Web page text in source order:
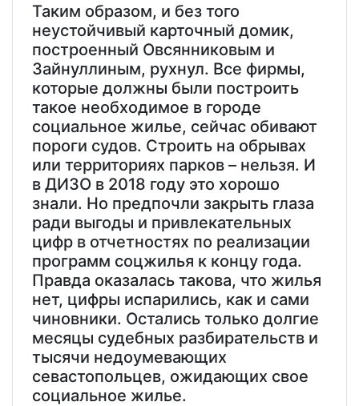
Таким образом, и без того
неустойчивый карточный домик,
построенный Овсянниковым и
Зайнуллиным, рухнул. Все фирмы,
которые должны были построить
такое необходимое в городе
социальное жилье, сейчас обивают
пороги судов. Строить на обрывах
или территориях парков – нельзя. И
в ДИЗО в 2018 году это хорошо
знали. Но предпочли закрыть глаза
ради выгоды и привлекательных
цифр в отчетностях по реализации
программ соцжилья к концу года.
Правда оказалась такова, что жилья
нет, цифры испарились, как и сами
чиновники. Остались только долгие
месяцы судебных разбирательств и
тысячи недоумевающих
севастопольцев, ожидающих свое
социальное жилье.